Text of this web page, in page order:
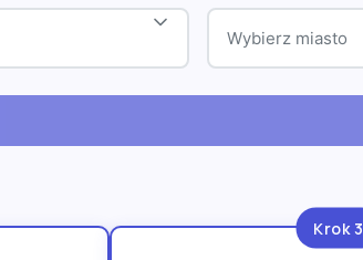
Wybierz miasto
Krok 3